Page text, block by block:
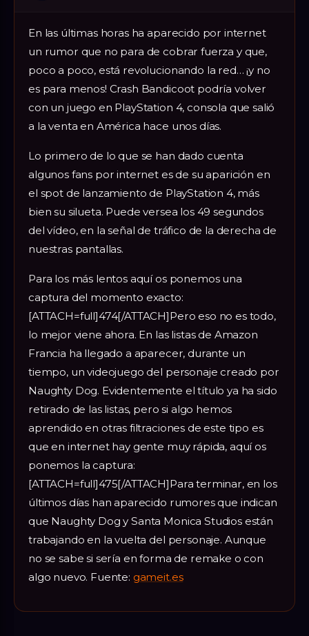
En las últimas horas ha aparecido por internet
un rumor que no para de cobrar fuerza y que,
poco a poco, está revolucionando la red… ¡y no
es para menos! Crash Bandicoot podría volver
con un juego en PlayStation 4, consola que salió
a la venta en América hace unos días.
Lo primero de lo que se han dado cuenta
algunos fans por internet es de su aparición en
el spot de lanzamiento de PlayStation 4, más
bien su silueta. Puede versea los 49 segundos
del vídeo, en la señal de tráfico de la derecha de
nuestras pantallas.
Para los más lentos aquí os ponemos una
captura del momento exacto:
[ATTACH=full]474[/ATTACH]Pero eso no es todo,
lo mejor viene ahora. En las listas de Amazon
Francia ha llegado a aparecer, durante un
tiempo, un videojuego del personaje creado por
Naughty Dog. Evidentemente el título ya ha sido
retirado de las listas, pero si algo hemos
aprendido en otras filtraciones de este tipo es
que en internet hay gente muy rápida, aquí os
ponemos la captura:
[ATTACH=full]475[/ATTACH]Para terminar, en los
últimos días han aparecido rumores que indican
que Naughty Dog y Santa Monica Studios están
trabajando en la vuelta del personaje. Aunque
no se sabe si sería en forma de remake o con
algo nuevo. Fuente: gameit.es